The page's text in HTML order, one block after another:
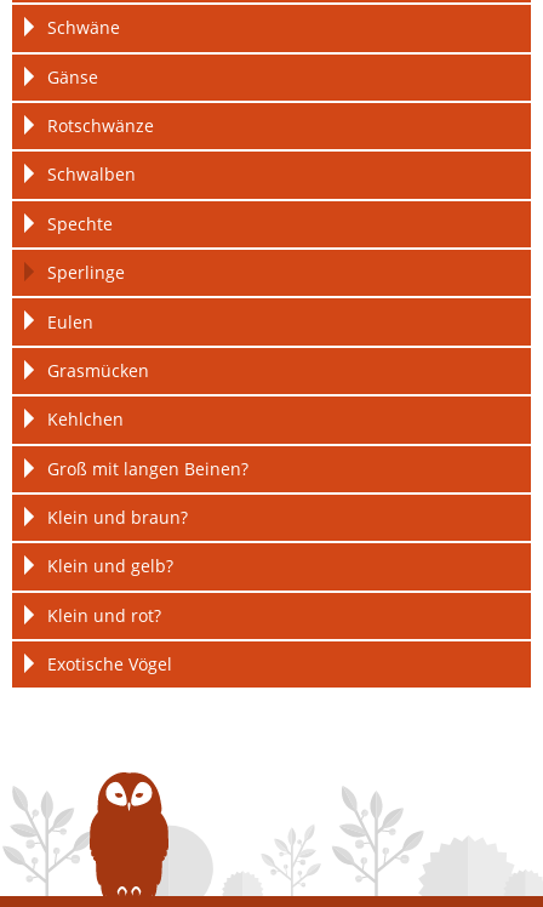
Schwäne
Gänse
Rotschwänze
Schwalben
Spechte
Sperlinge
Eulen
Grasmücken
Kehlchen
Groß mit langen Beinen?
Klein und braun?
Klein und gelb?
Klein und rot?
Exotische Vögel